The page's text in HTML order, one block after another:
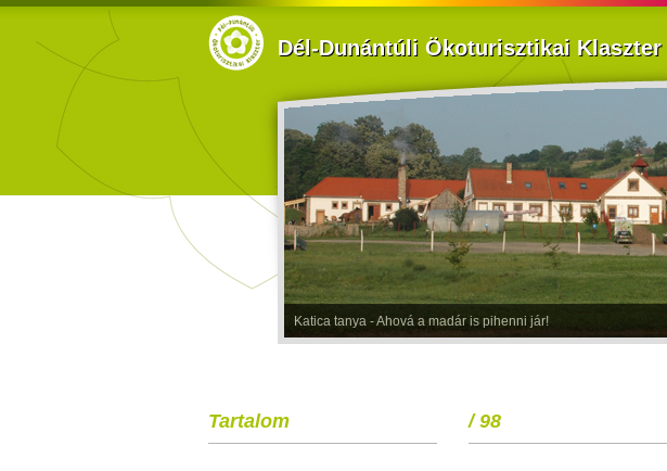
Dél-Dunántúli Ökoturisztikai Klaszter
Katica tanya - Ahová a madár is pihenni jár!
Tartalom / 98